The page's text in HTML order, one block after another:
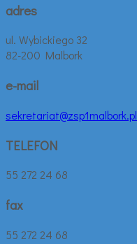
adres
ul. Wybickiego 32
82-200 Malbork
e-mail
sekretariat@zsp1malbork.pl
TELEFON
55 272 24 68
fax
55 272 24 68